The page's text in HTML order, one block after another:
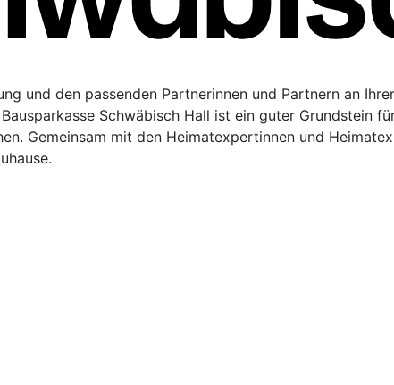
und den passenden Partnerinnen und Partnern an
Schwäbisch Hall ist ein guter Grundstein
Gemeinsam mit den Heimatexpertinnen und